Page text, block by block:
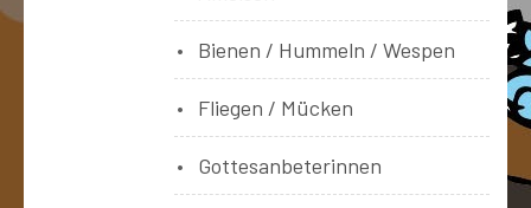
Bienen / Hummeln / Wespen
Fliegen / Mücken
Gottesanbeterinnen